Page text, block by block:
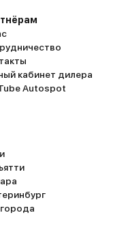
кабинет дилера
Autospot